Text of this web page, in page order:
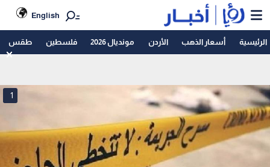
English
الرئيسية أسعار الذهب الأردن مونديال 2026 فلسطين طقس
1